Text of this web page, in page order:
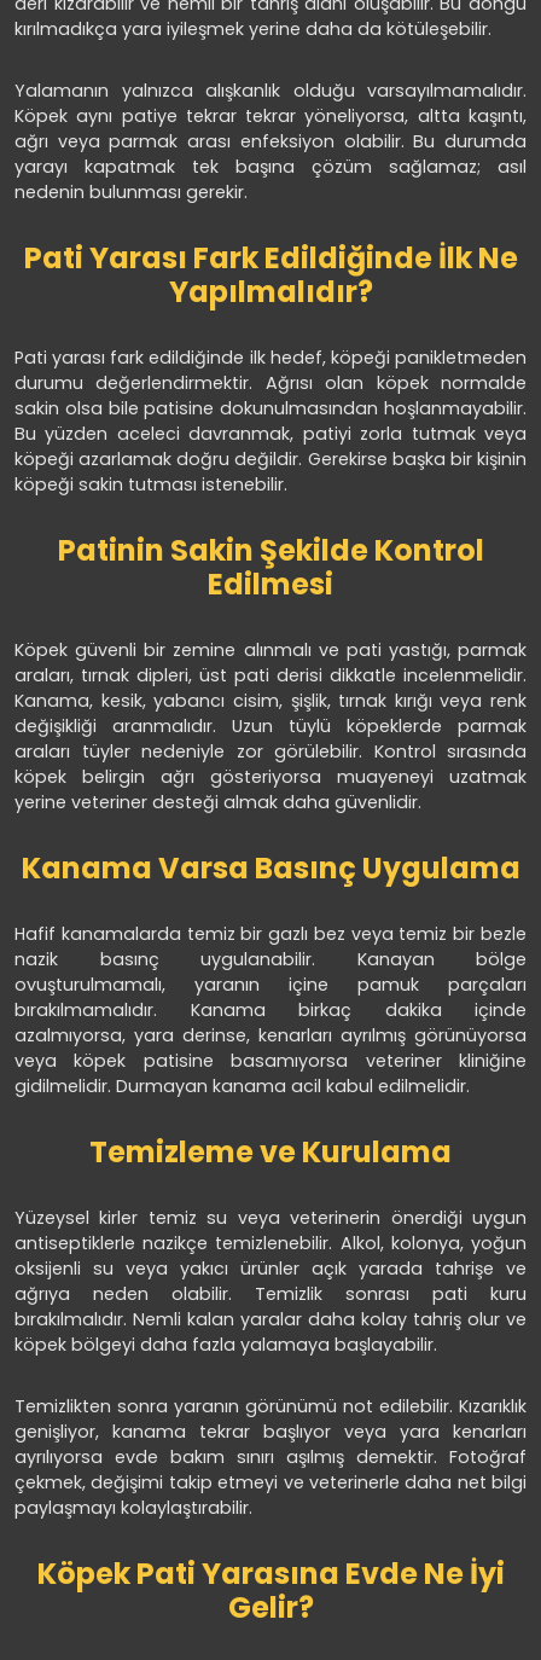
kırılmadıkça yara iyileşmek yerine daha da kötüleşebilir.
Yalamanın yalnızca alışkanlık olduğu varsayılmamalıdır.
Köpek aynı patiye tekrar tekrar yöneliyorsa, altta kaşıntı,
ağrı veya parmak arası enfeksiyon olabilir. Bu durumda
yarayı kapatmak tek başına çözüm sağlamaz; asıl
nedenin bulunması gerekir.
Pati Yarası Fark Edildiğinde İlk Ne
Yapılmalıdır?
Pati yarası fark edildiğinde ilk hedef, köpeği panikletmeden
durumu değerlendirmektir. Ağrısı olan köpek normalde
sakin olsa bile patisine dokunulmasından hoşlanmayabilir.
Bu yüzden aceleci davranmak, patiyi zorla tutmak veya
köpeği azarlamak doğru değildir. Gerekirse başka bir kişinin
köpeği sakin tutması istenebilir.
Patinin Sakin Şekilde Kontrol
Edilmesi
Köpek güvenli bir zemine alınmalı ve pati yastığı, parmak
araları, tırnak dipleri, üst pati derisi dikkatle incelenmelidir.
Kanama, kesik, yabancı cisim, şişlik, tırnak kırığı veya renk
değişikliği aranmalıdır. Uzun tüylü köpeklerde parmak
araları tüyler nedeniyle zor görülebilir. Kontrol sırasında
köpek belirgin ağrı gösteriyorsa muayeneyi uzatmak
yerine veteriner desteği almak daha güvenlidir.
Kanama Varsa Basınç Uygulama
Hafif kanamalarda temiz bir gazlı bez veya temiz bir bezle
nazik basınç uygulanabilir. Kanayan bölge
ovuşturulmamalı, yaranın içine pamuk parçaları
bırakılmamalıdır. Kanama birkaç dakika içinde
azalmıyorsa, yara derinse, kenarları ayrılmış görünüyorsa
veya köpek patisine basamıyorsa veteriner kliniğine
gidilmelidir. Durmayan kanama acil kabul edilmelidir.
Temizleme ve Kurulama
Yüzeysel kirler temiz su veya veterinerin önerdiği uygun
antiseptiklerle nazikçe temizlenebilir. Alkol, kolonya, yoğun
oksijenli su veya yakıcı ürünler açık yarada tahrişe ve
ağrıya neden olabilir. Temizlik sonrası pati kuru
bırakılmalıdır. Nemli kalan yaralar daha kolay tahriş olur ve
köpek bölgeyi daha fazla yalamaya başlayabilir.
Temizlikten sonra yaranın görünümü not edilebilir. Kızarıklık
genişliyor, kanama tekrar başlıyor veya yara kenarları
ayrılıyorsa evde bakım sınırı aşılmış demektir. Fotoğraf
çekmek, değişimi takip etmeyi ve veterinerle daha net bilgi
paylaşmayı kolaylaştırabilir.
Köpek Pati Yarasına Evde Ne İyi
Gelir?